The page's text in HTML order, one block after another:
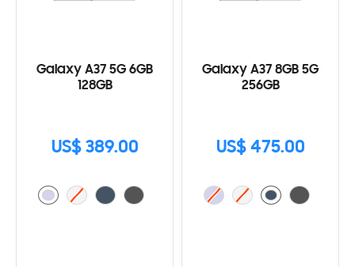
Galaxy A37 5G 6GB
128GB
US$ 389.00
Galaxy A37 8GB 5G
256GB
US$ 475.00